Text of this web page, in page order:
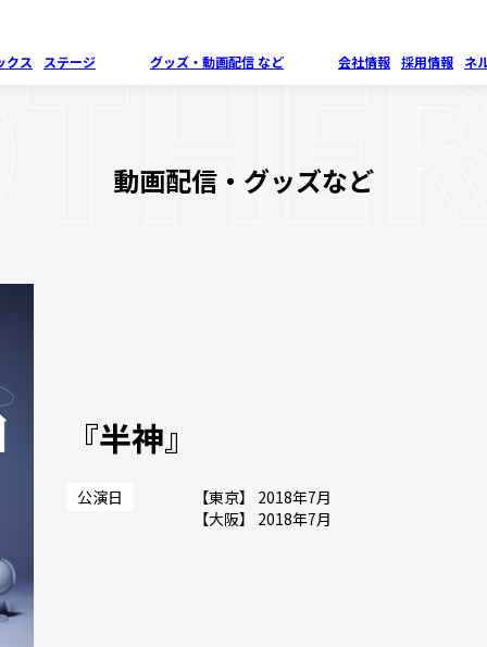
クス
ステージ グッズ・ 動画配信 など 会社情報 採用情報 ネ
動画配信・グッズなど
『半神』
公演日
【東京】 2018年7月
【大阪】 2018年7月